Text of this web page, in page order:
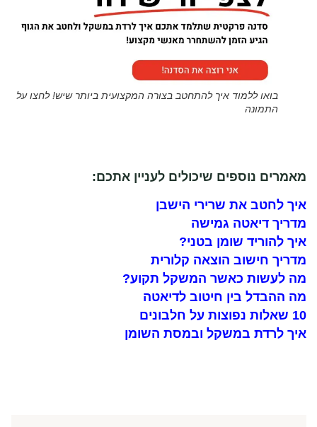
בואו ללמוד איך להתחטב בצורה המקצועית ביותר שיש! לחצו על
התמונה
מאמרים נוספים שיכולים לעניין אתכם:
איך לחטב את שרירי הישבן
מדריך דיאטה גמישה
איך להוריד שומן בטני?
מדריך חישוב הוצאה קלורית
מה לעשות כאשר המשקל תקוע?
מה ההבדל בין חיטוב לדיאטה
10 שאלות נפוצות על חלבונים
איך לרדת במשקל ובמסת השומן